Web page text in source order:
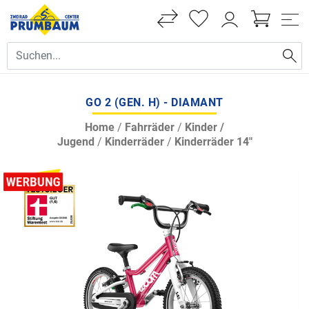
GO 2 (GEN. H) - DIAMANT
Home / Fahrräder / Kinder /
Jugend / Kinderräder/ Kinderräder 14"